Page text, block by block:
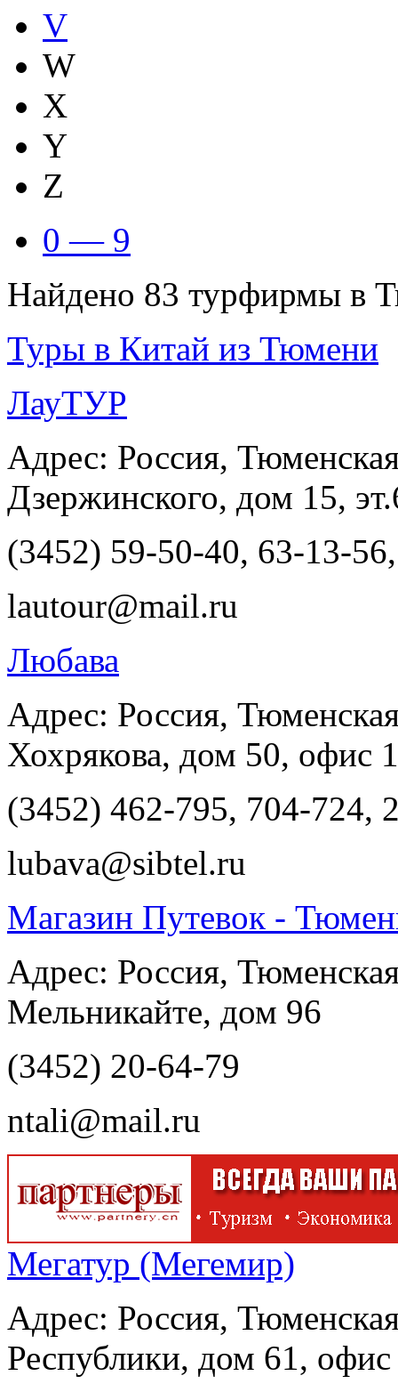
V
W
X
Y
Z
0 — 9
Найдено 83 турфирмы в
Туры в Китай из Тюмени
ЛауТУР
Адрес: Россия,
Дзержинского, дом 15,
(3452) 59-50-40, 63-13-
lautour@mail.ru
Любава
Адрес: Россия,
Хохрякова, дом 50, офис
(3452) 462-795, 704-724,
lubava@sibtel.ru
Магазин Путевок -
Адрес: Россия,
Мельникайте, дом 96
(3452) 20-64-79
ntali@mail.ru
Мегатур (Мегемир)
Адрес: Россия,
Республики, дом 61,